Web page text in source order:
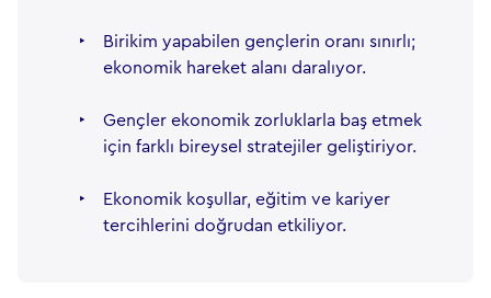
‣
Birikim yapabilen gençlerin oranı sınırlı;
ekonomik hareket alanı daralıyor.
‣
Gençler ekonomik zorluklarla baş etmek
için farklı bireysel stratejiler geliştiriyor.
‣
Ekonomik koşullar, eğitim ve kariyer
tercihlerini doğrudan etkiliyor.